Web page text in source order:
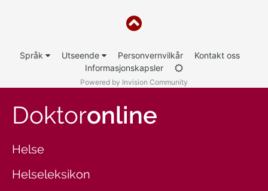
Språk Utseende Personvernvilkår
Kontakt oss
Informasjonskapsler
Powered by Invision Community
Doktoronline
Helse
Helseleksikon